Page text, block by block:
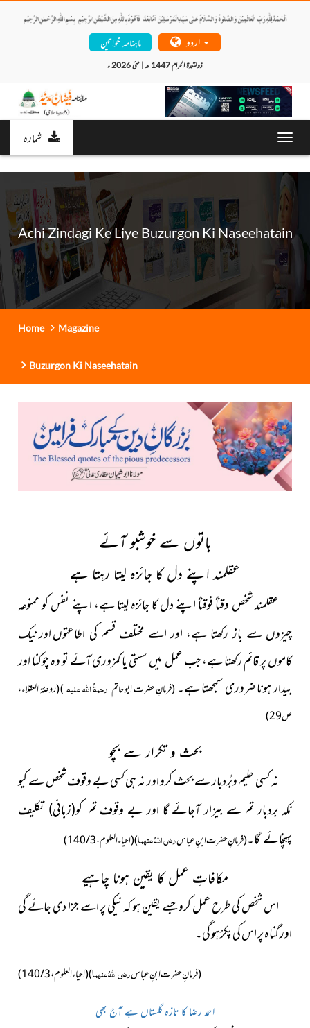
ماہنامہ خواتین
ذولقعدۃ الحرام 1447 ھ | مئی 2026 ء
شمارہ
Achi Zindagi Ke Liye Buzurgon Ki Naseehatain
Home Magazine
Buzurgon Ki Naseehatain
باتوں سے خوشبو آئے
عقلمند اپنے دل کا جائزہ لیتا رہتا ہے
عقلمند شخص وقتاً فوقتاً اپنے دل کا جائزہ لیتا ہے، اپنے نفس کوممنوعہ
چیزوں سے باز رکھتا ہے، اور اسے مختلف قسم کی اطاعتوںاور نیک
کاموں پر قائم رکھتا ہے، جب عمل میں سستی یا کمزوری آئے تو وہ چوکنا اور
بیدار ہونا ضروری سمجھتا ہے۔(فرمانِ حضرت ابو حاتم رحمۃُ اللہ علیہ) (روضۃ العقلاء،
ص 29)
بحث و تکرار سے بچو
نہ کسی حلیم وبُردبار سے بحث کرو اور نہ ہی کسی بے وقوف شخص سے کیو
نکہ بردبار تم سے بیزار آجائے گا اور بے وقوفتم کو(زبانی) تکلیف
پہنچائے گا۔(فرمانِ حضرت ابنِ عباسرضی اللہُ عنہما)(احیاء العلوم، 3 / 140 )
مکافاتِ عمل کا یقین ہونا چاہیے
اس شخص کی طرح عمل کرو جسے یقین ہو کہ نیکی پر اسے جزا دی جائے گی
اور گناہ پر اس کی پکڑ ہو گی۔
(فرمانِ حضرت ابنِ عباسرضی اللہُ عنہما)(احیاء العلوم، 3 / 140 )
احمد رضا کا تازہ گلستاں ہے آج بھی